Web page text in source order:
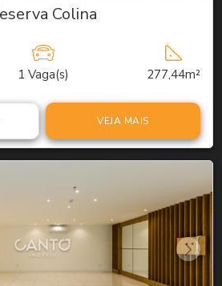
Colina
1 Vaga(s) 277,44m²
VEJA MAIS